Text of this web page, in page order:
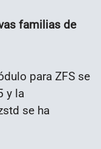
familias de
para ZFS se
y la
se ha